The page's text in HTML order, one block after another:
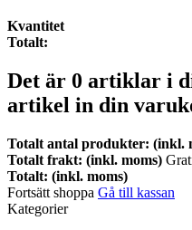
Kvantitet
Totalt:
Det är 0 artiklar i
artikel in din
Totalt antal produkter: (inkl.
Totalt frakt: (inkl. moms)
Totalt: (inkl. moms)
Fortsätt shoppa Gå till kassan
Kategorier